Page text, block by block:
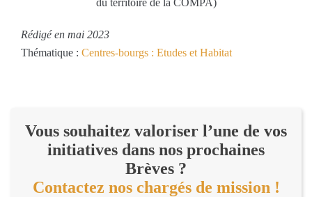
Rédigé en mai 2023
Thématique : Centres-bourgs : Etudes et Habitat
Vous souhaitez valoriser l’une de vos
initiatives dans nos prochaines
Brèves ?
Contactez nos chargés de mission !